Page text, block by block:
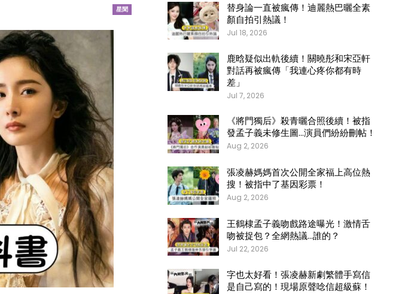
星聞
替身論一直被瘋傳！迪麗熱巴曬全素
顏自拍引熱議！
Jul 18, 2026
鹿晗疑似出軌後續！關曉彤和宋亞軒
對話再被瘋傳「我連心疼你都有時
差」
Jul 7, 2026
《將門獨后》殺青曬合照後續！被指
發孟子義未修生圖…演員們紛紛刪帖！
Aug 2, 2026
張凌赫媽媽首次公開全家福上高位熱
搜！被指中了基因彩票！
Aug 2, 2026
王鶴棣孟子義吻戲路途曝光！激情舌
吻被捉包？全網熱議…誰的？
Jul 22, 2026
字也太好看！張凌赫新劇繁體手寫信
是自己寫的！現場原聲唸信超級蘇！